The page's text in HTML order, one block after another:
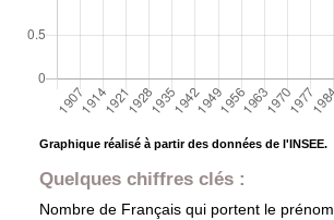
Graphique réalisé à partir des données de l'INSEE.
Quelques chiffres clés :
Nombre de Français qui portent le prénom